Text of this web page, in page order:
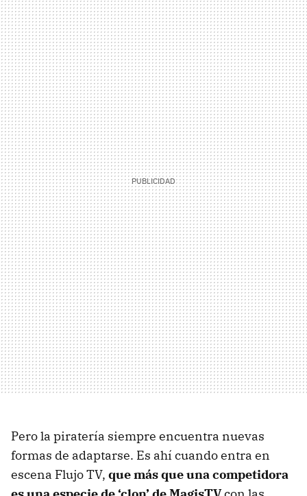
Pero la piratería siempre encuentra nuevas
formas de adaptarse. Es ahí cuando entra en
escena Flujo TV, que más que una competidora